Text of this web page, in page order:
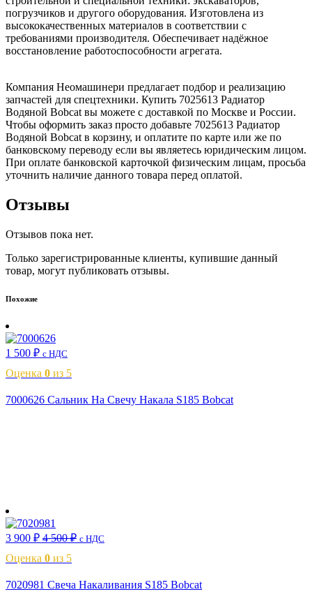
погрузчиков и другого оборудования. Изготовлена из
высококачественных материалов в соответствии с
требованиями производителя. Обеспечивает надёжное
восстановление работоспособности агрегата.
Компания Неомашинери предлагает подбор и реализацию
запчастей для спецтехники. Купить 7025613 Радиатор
Водяной Bobcat вы можете с доставкой по Москве и России.
Чтобы оформить заказ просто добавьте 7025613 Радиатор
Водяной Bobcat в корзину, и оплатите по карте или же по
банковскому переводу если вы являетесь юридическим лицом.
При оплате банковской карточкой физическим лицам, просьба
уточнить наличие данного товара перед оплатой.
Отзывы
Отзывов пока нет.
Только зарегистрированные клиенты, купившие данный
товар, могут публиковать отзывы.
Похожие
1 500 ₽ с НДС
Оценка 0 из 5
7000626 Сальник На Свечу Накала S185 Bobcat
3 900 ₽ 4 500₽ с НДС
Оценка 0 из 5
7020981 Свеча Накаливания S185 Bobcat